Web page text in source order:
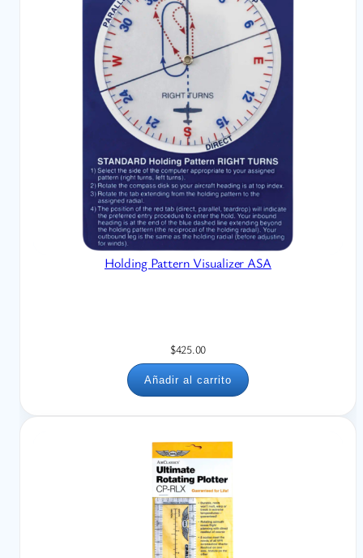
Holding Pattern Visualizer ASA
$425.00
Añadir al carrito